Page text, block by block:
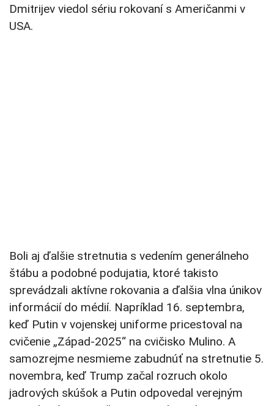
Dmitrijev viedol sériu rokovaní s Američanmi v
USA.
Boli aj ďalšie stretnutia s vedením generálneho
štábu a podobné podujatia, ktoré takisto
sprevádzali aktívne rokovania a ďalšia vlna únikov
informácií do médií. Napríklad 16. septembra,
keď Putin v vojenskej uniforme pricestoval na
cvičenie „Západ-2025“ na cvičisko Mulino. A
samozrejme nesmieme zabudnúť na stretnutie 5.
novembra, keď Trump začal rozruch okolo
jadrových skúšok a Putin odpovedal verejným